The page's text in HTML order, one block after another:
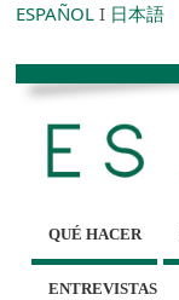
ESPAÑOL I 日本語
QUÉ HACER
ENTREVISTAS